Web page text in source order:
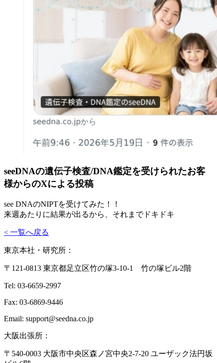
seeDNAの遺伝子検査/DNA鑑定を受けられたお客
様からのXによる投稿
see DNAのNIPTを受けてみた！！
来週あたりに結果が出るから、それまでドキドキ
< 一覧へ戻る
東京本社・研究所：
〒121-0813 東京都足立区竹の塚3-10-1 竹の塚ビル2階
Tel: 03-6659-2997
Fax: 03-6869-9446
Email: support@seedna.co.jp
大阪出張所：
〒540-0003 大阪市中央区森ノ宮中央2-7-20 ユーザック法円坂